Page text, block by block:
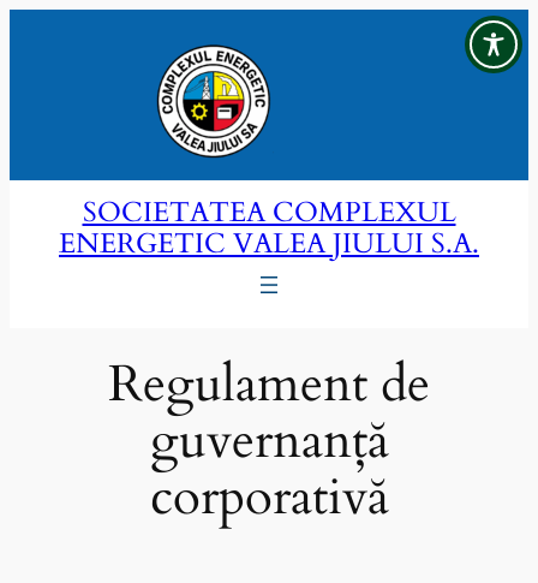
SOCIETATEA COMPLEXUL
ENERGETIC VALEA JIULUI S.A.
Regulament de
guvernanță
corporativă